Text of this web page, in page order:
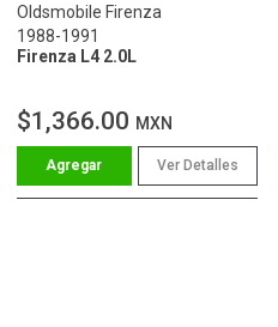
Oldsmobile Firenza
1988-1991
Firenza L4 2.0L
$1,366.00 MXN
Ver Detalles